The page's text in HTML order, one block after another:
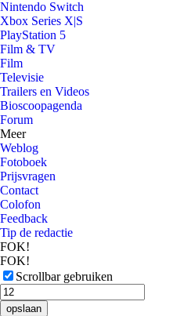
Nintendo Switch
Xbox Series X|S
PlayStation 5
Film & TV
Film
Televisie
Trailers en Videos
Bioscoopagenda
Forum
Meer
Weblog
Fotoboek
Prijsvragen
Contact
Colofon
Feedback
Tip de redactie
FOK!
FOK!
Scrollbar gebruiken
opslaan